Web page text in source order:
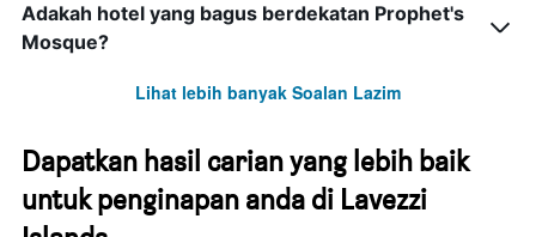
Adakah hotel yang bagus berdekatan Prophet's
Mosque?
Lihat lebih banyak Soalan Lazim
Dapatkan hasil carian yang lebih baik
untuk penginapan anda di Lavezzi